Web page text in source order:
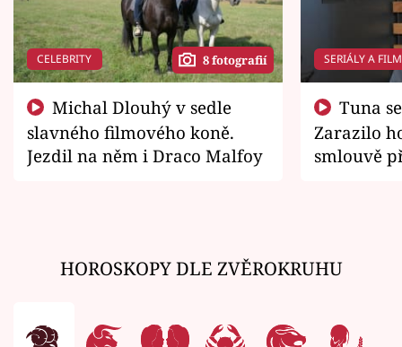
CELEBRITY 8 fotografií
slavného filmového koně.
Jezdil na něm i Draco Malfoy
SERIÁLY A
Zarazilo
smlouvě
HOROSKOPY DLE ZVĚROKRUHU